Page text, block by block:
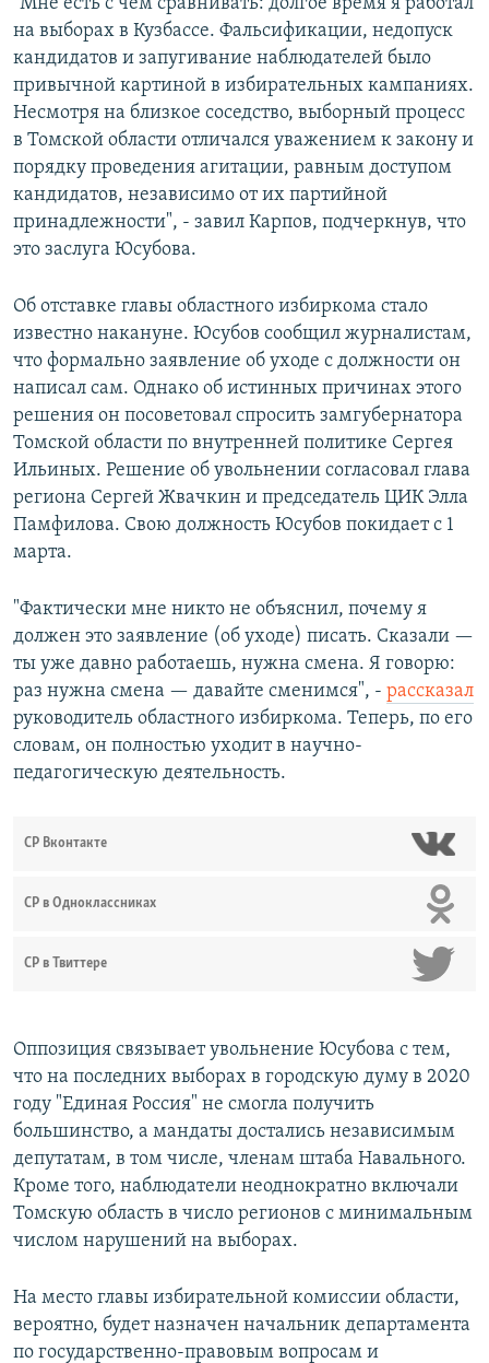
"Мне есть с чем сравнивать: долгое время я работал
на выборах в Кузбассе. Фальсификации, недопуск
кандидатов и запугивание наблюдателей было
привычной картиной в избирательных кампаниях.
Несмотря на близкое соседство, выборный процесс
в Томской области отличался уважением к закону и
порядку проведения агитации, равным доступом
кандидатов, независимо от их партийной
принадлежности", - завил Карпов, подчеркнув, что
это заслуга Юсубова.
Об отставке главы областного избиркома стало
известно накануне. Юсубов сообщил журналистам,
что формально заявление об уходе с должности он
написал сам. Однако об истинных причинах этого
решения он посоветовал спросить замгубернатора
Томской области по внутренней политике Сергея
Ильиных. Решение об увольнении согласовал глава
региона Сергей Жвачкин и председатель ЦИК Элла
Памфилова. Свою должность Юсубов покидает с 1
марта.
"Фактически мне никто не объяснил, почему я
должен это заявление (об уходе) писать. Сказали —
ты уже давно работаешь, нужна смена. Я говорю:
раз нужна смена — давайте сменимся", - рассказал
руководитель областного избиркома. Теперь, по его
словам, он полностью уходит в научно-
педагогическую деятельность.
СР Вконтакте
СР в Одноклассниках
СР в Твиттере
Оппозиция связывает увольнение Юсубова с тем,
что на последних выборах в городскую думу в 2020
году "Единая Россия" не смогла получить
большинство, а мандаты достались независимым
депутатам, в том числе, членам штаба Навального.
Кроме того, наблюдатели неоднократно включали
Томскую область в число регионов с минимальным
числом нарушений на выборах.
На место главы избирательной комиссии области,
вероятно, будет назначен начальник департамента
по государственно-правовым вопросам и